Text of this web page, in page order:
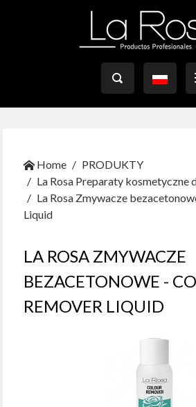

Home
PRODUKTY
La Rosa Preparaty kosmetyczne
La Rosa Zmywacze
Liquid
LA ROSA ZMYWACZE
BEZACETONOWE -
REMOVER LIQUID